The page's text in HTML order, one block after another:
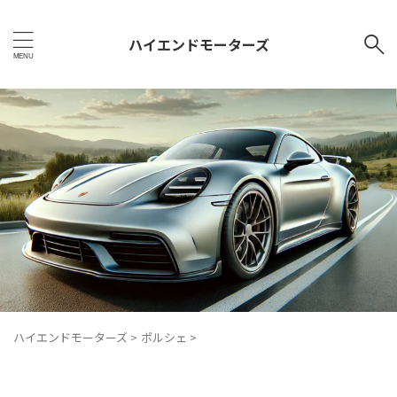
ハイエンドモーターズ
ハイエンドモーターズ > ポルシェ >